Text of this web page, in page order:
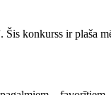
konkurss ir plaša